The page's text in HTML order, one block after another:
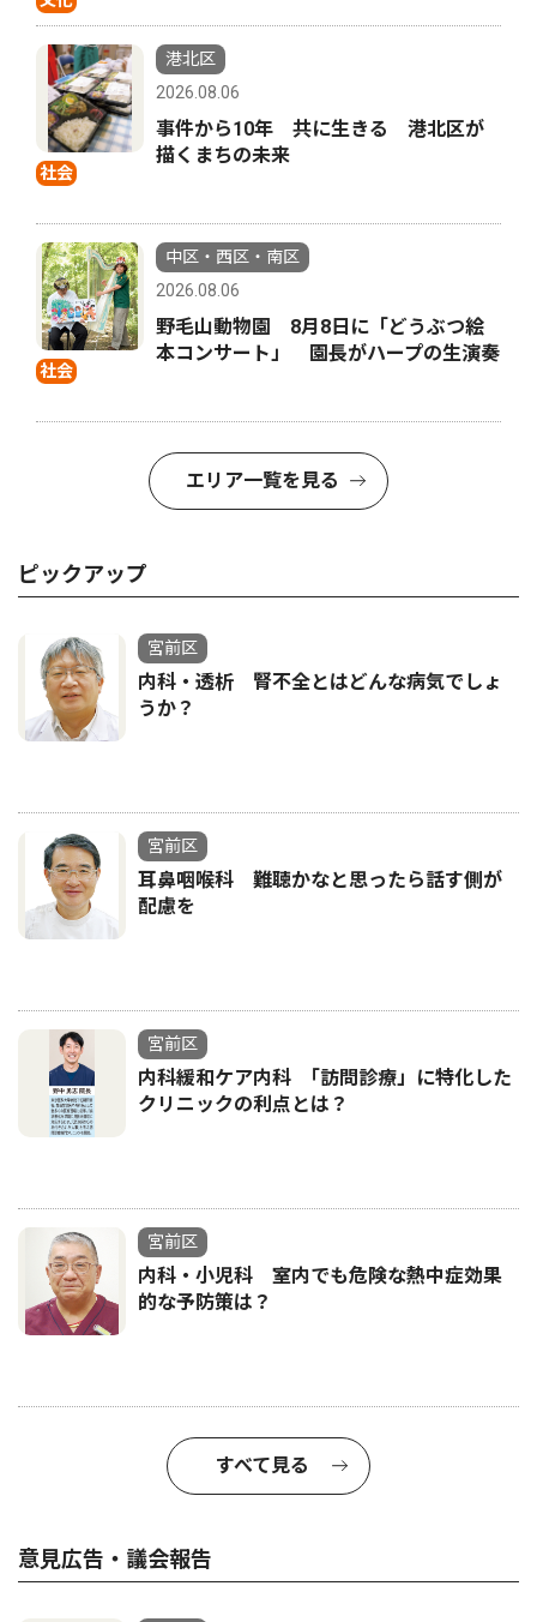
社会
港北区
2026.08.06
事件から10年 共に生きる 港北区が
描くまちの未来
社会
中区・西区・南区
2026.08.06
野毛山動物園 8月8日に「どうぶつ絵
本コンサート」 園長がハープの生演奏
エリア一覧を見る
ピックアップ
宮前区
内科・透析 腎不全とはどんな病気でしょ
うか？
宮前区
耳鼻咽喉科 難聴かなと思ったら話す側が
配慮を
宮前区
内科緩和ケア内科 ｢訪問診療」に特化した
クリニックの利点とは？
宮前区
内科・小児科 室内でも危険な熱中症効果
的な予防策は？
すべて見る
意見広告・議会報告